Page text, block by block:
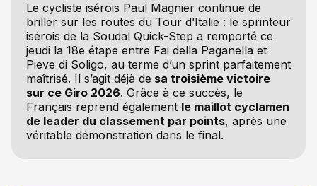
Le cycliste isérois Paul Magnier continue de
briller sur les routes du Tour d’Italie : le sprinteur
isérois de la Soudal Quick-Step a remporté ce
jeudi la 18e étape entre Fai della Paganella et
Pieve di Soligo, au terme d’un sprint parfaitement
maîtrisé. Il s’agit déjà de sa troisième victoire
sur ce Giro 2026. Grâce à ce succès, le
Français reprend également le maillot cyclamen
de leader du classement par points, après une
véritable démonstration dans le final.